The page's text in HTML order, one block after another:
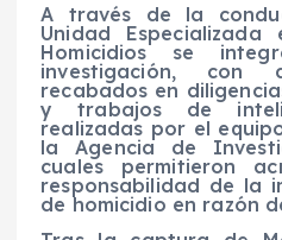
A través de la
Unidad
Homicidios se
investigación,
recabados en
y trabajos de
realizadas por el
la Agencia de
cuales permitieron
responsabilidad de la
de homicidio en razón